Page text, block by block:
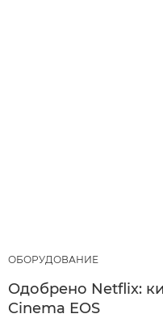
ОБОРУДОВАНИЕ
Одобрено Netflix:
Cinema EOS